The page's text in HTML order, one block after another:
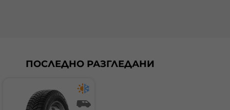
ПОСЛЕДНО РАЗГЛЕДАНИ